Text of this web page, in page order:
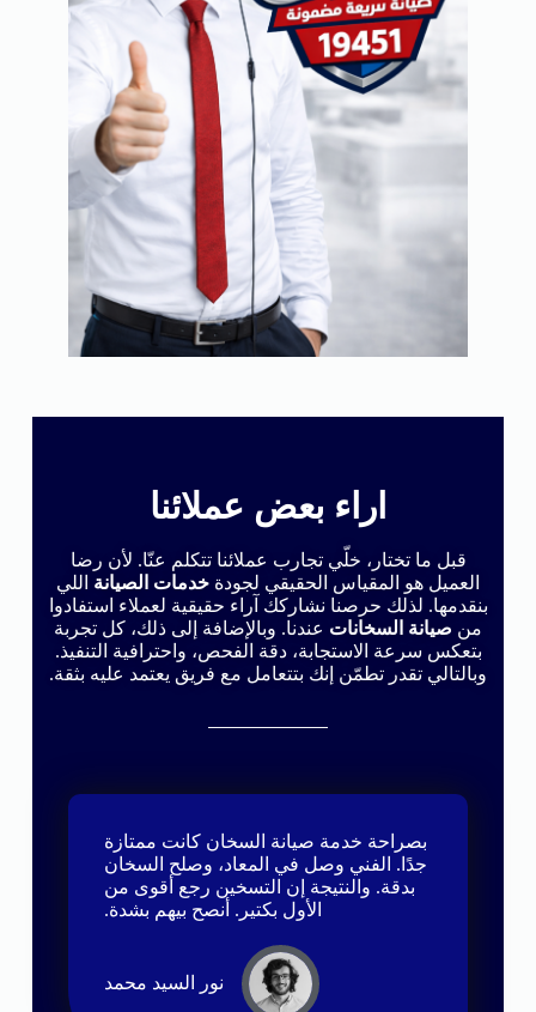
اراء بعض عملائنا
قبل ما تختار، خلّي تجارب عملائنا تتكلم عنّا. لأن رضا
العميل هو المقياس الحقيقي لجودة خدمات الصيانة اللي
بنقدمها. لذلك حرصنا نشاركك آراء حقيقية لعملاء استفادوا
من صيانة السخانات عندنا. وبالإضافة إلى ذلك، كل تجربة
بتعكس سرعة الاستجابة، دقة الفحص، واحترافية التنفيذ.
وبالتالي تقدر تطمّن إنك بتتعامل مع فريق يعتمد عليه بثقة.
بصراحة خدمة صيانة السخان كانت ممتازة
جدًا. الفني وصل في المعاد، وصلح السخان
بدقة. والنتيجة إن التسخين رجع أقوى من
الأول بكتير. أنصح بيهم بشدة.
نور السيد محمد